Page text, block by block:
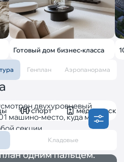
Готовый дом бизнес‐класса
Генплан Аэропанорама
спорт
двухуровневый
машино‐место, куда можно
секции.
одним пальцем.
Кладовые